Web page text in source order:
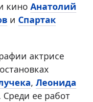
кино Анатолий
и Спартак
актрисе
, Леонида
Среди ее работ